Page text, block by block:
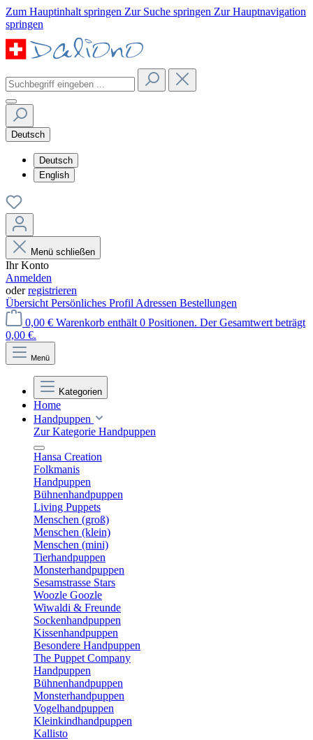
Zum Hauptinhalt springen Zur Suche springen Zur Hauptnavigation
springen
Deutsch
Deutsch
English
Menü schließen
Ihr Konto
Anmelden
oderregistrieren
Übersicht Persönliches Profil Adressen Bestellungen
0,00 € Warenkorb enthält 0 Positionen. Der Gesamtwert beträgt
0,00 €.
Menü
Kategorien
Home
Handpuppen
Zur Kategorie Handpuppen
Hansa Creation
Folkmanis
Handpuppen
Bühnenhandpuppen
Living Puppets
Menschen (groß)
Menschen (klein)
Menschen (mini)
Tierhandpuppen
Monsterhandpuppen
Sesamstrasse Stars
Woozle Goozle
Wiwaldi & Freunde
Sockenhandpuppen
Kissenhandpuppen
Besondere Handpuppen
The Puppet Company
Handpuppen
Bühnenhandpuppen
Monsterhandpuppen
Vogelhandpuppen
Kleinkindhandpuppen
Kallisto